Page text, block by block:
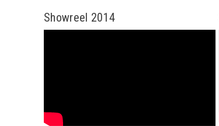
Showreel 2014